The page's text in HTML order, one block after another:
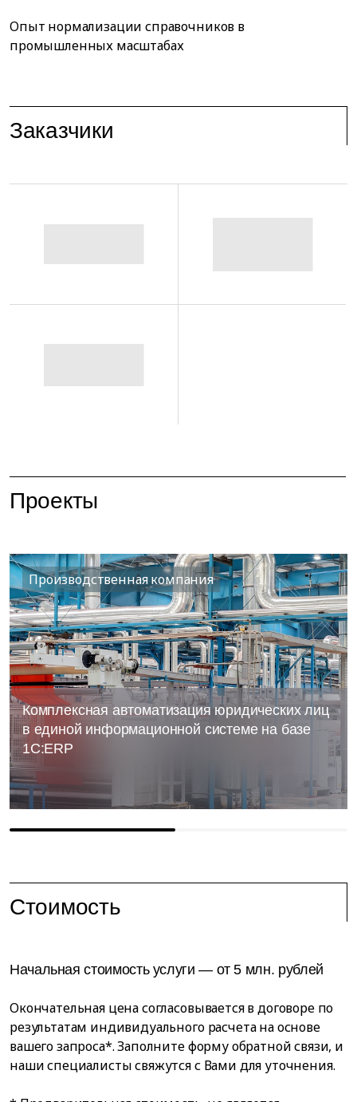
Опыт нормализации справочников в
промышленных масштабах
Заказчики
Проекты
Производственная компания
Комплексная автоматизация юридических лиц
в единой информационной системе на базе
1С:ERP
Стоимость
Начальная стоимость услуги — от 5 млн. рублей
Окончательная цена согласовывается в договоре по
результатам индивидуального расчета на основе
вашего запроса*. Заполните форму обратной связи, и
наши специалисты свяжутся с Вами для уточнения.